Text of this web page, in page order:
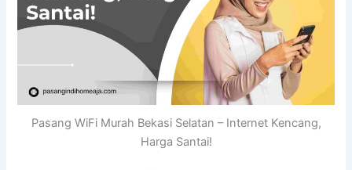
Pasang WiFi Murah Bekasi Selatan – Internet Kencang,
Harga Santai!